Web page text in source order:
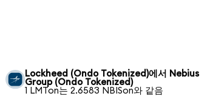
Lockheed (Ondo Tokenized)에서 Nebius
Group (Ondo Tokenized)
1 LMTon는 2.6583 NBISon와 같음